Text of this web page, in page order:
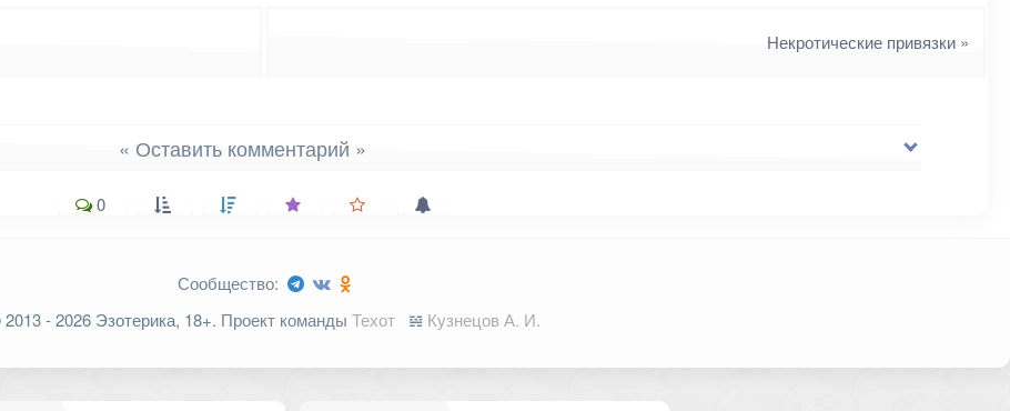
Некротические привязки »
« Оставить комментарий »
0
Сообщество:
- 2026 Эзотерика, 18+. Проект команды Техот 𝌴 Кузнецов А. И.